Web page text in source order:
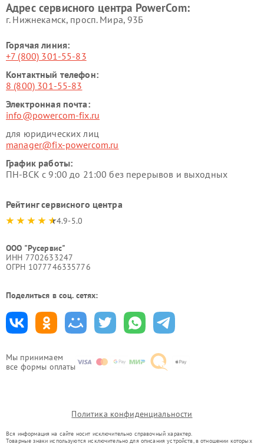
Мы принимаем
все формы оплаты
Адрес сервисного центра PowerCom:
г. Нижнекамск, просп. Мира, 93Б
Горячая линия:
+7 (800) 301-55-83
Контактный телефон:
8 (800) 301-55-83
Электронная почта:
info@powercom-fix.ru
для юридических лиц
manager@fix-powercom.ru
График работы:
ПН-ВСК с 9:00 до 21:00 без перерывов и выходных
Рейтинг сервисного центра
4.9-5.0
ООО "Русервис"
ИНН 7702633247
ОГРН 1077746335776
Поделиться в соц. сетях:
Политика конфиденциальности
Вся информация на сайте носит исключительно справочный характер.
Товарные знаки используются исключительно для описания устройств, в отношении которых